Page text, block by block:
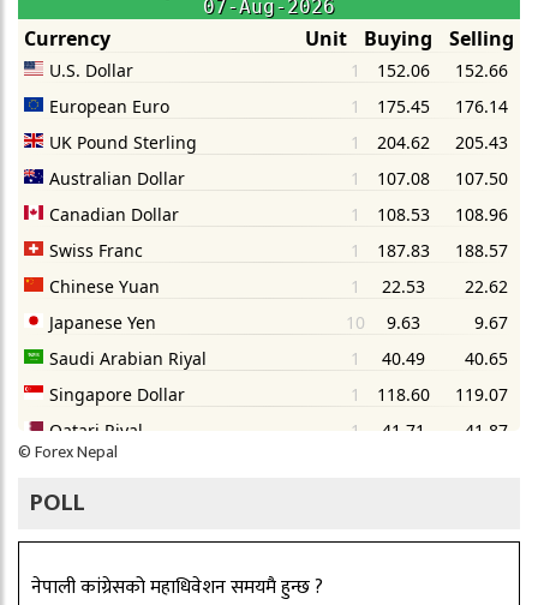
©Forex Nepal
POLL
नेपाली कांग्रेसको महाधिवेशन समयमै हुन्छ ?